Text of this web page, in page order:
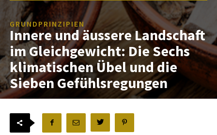
GRUNDPRINZIPIEN
Innere und äussere Landschaft
im Gleichgewicht: Die Sechs
klimatischen Übel und die
Sieben Gefühlsregungen